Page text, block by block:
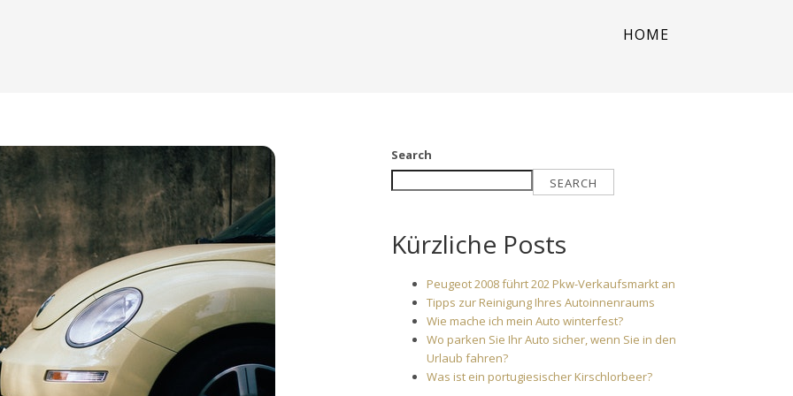
HOME
Search
SEARCH
Kürzliche Posts
Peugeot 2008 führt 202 Pkw-Verkaufsmarkt an
Tipps zur Reinigung Ihres Autoinnenraums
Wie mache ich mein Auto winterfest?
Wo parken Sie Ihr Auto sicher, wenn Sie in den
Urlaub fahren?
Was ist ein portugiesischer Kirschlorbeer?